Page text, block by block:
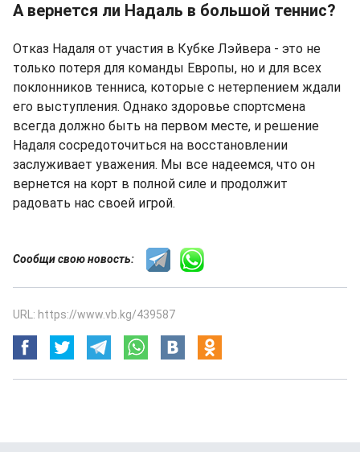
А вернется ли Надаль в большой теннис?
Отказ Надаля от участия в Кубке Лэйвера - это не
только потеря для команды Европы, но и для всех
поклонников тенниса, которые с нетерпением ждали
его выступления. Однако здоровье спортсмена
всегда должно быть на первом месте, и решение
Надаля сосредоточиться на восстановлении
заслуживает уважения. Мы все надеемся, что он
вернется на корт в полной силе и продолжит
радовать нас своей игрой.
Сообщи свою новость:
URL: https://www.vb.kg/439587